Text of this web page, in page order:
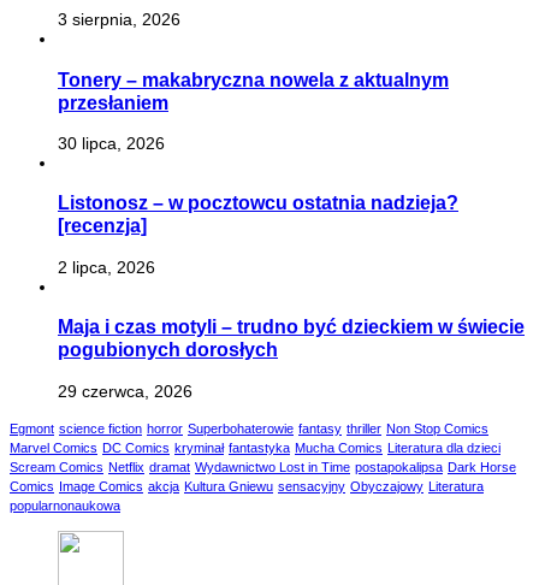
3 sierpnia, 2026
Tonery – makabryczna nowela z aktualnym
przesłaniem
30 lipca, 2026
Listonosz – w pocztowcu ostatnia nadzieja?
[recenzja]
2 lipca, 2026
Maja i czas motyli – trudno być dzieckiem w świecie
pogubionych dorosłych
29 czerwca, 2026
Egmont science fiction horror Superbohaterowie fantasy thriller Non Stop Comics
Marvel Comics DC Comics kryminał fantastyka Mucha Comics Literatura dla dzieci
Scream Comics Netflix dramat Wydawnictwo Lost in Time postapokalipsa Dark Horse
Comics Image Comics akcja Kultura Gniewu sensacyjny Obyczajowy Literatura
popularnonaukowa